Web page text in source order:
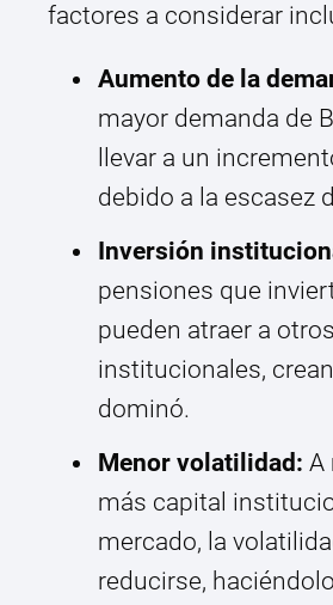
factores a considerar
Aumento de la
mayor demanda de
llevar a un
debido a la escasez
Inversión
pensiones que
pueden atraer a
institucionales,
dominó.
Menor volatilidad: A
más capital
mercado, la
reducirse,